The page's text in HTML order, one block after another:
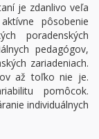
je zdanlivo veľa
pôsobenie
poradenských
pedagógov,
zariadeniach.
až toľko nie je.
pomôcok.
individuálnych